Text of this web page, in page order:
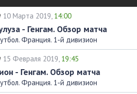
10 Марта 2019, 14:00
- Генгам. Обзор матча
Франция. 1-й дивизион
15 Февраля 2019, 19:45
- Генгам. Обзор матча
Франция. 1-й дивизион